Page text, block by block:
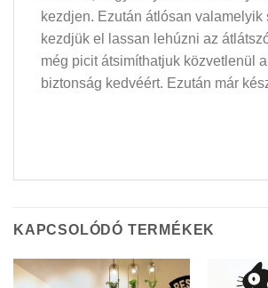
kezdjen. Ezután átlósan valamelyik
kezdjük el lassan lehúzni az
még picit átsimíthatjuk közvetlenül
biztonság kedvéért. Ezután már
KAPCSOLÓDÓ TERMÉKEK